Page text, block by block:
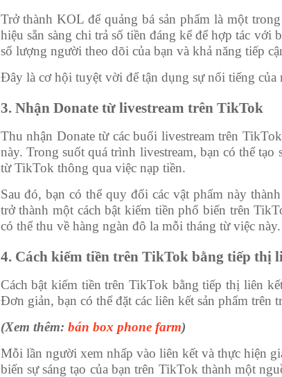
Trở thành KOL để quảng bá sản phẩm là một
hiệu sẵn sàng chi trả số tiền đáng kể để hợp tác
số lượng người theo dõi của bạn và khả năng tiếp
Đây là cơ hội tuyệt vời để tận dụng sự nổi tiếng
3. Nhận Donate từ livestream trên TikTok
Thu nhận Donate từ các buổi livestream trên
này. Trong suốt quá trình livestream, bạn có thể
từ TikTok thông qua việc nạp tiền.
Sau đó, bạn có thể quy đổi các vật phẩm này
trở thành một cách bật kiếm tiền phổ biến trên
có thể thu về hàng ngàn đô la mỗi tháng từ việc này.
4. Cách kiếm tiền trên TikTok bằng tiếp thị
Cách bật kiếm tiền trên TikTok bằng tiếp thị liên
Đơn giản, bạn có thể đặt các liên kết sản phẩm trên
(Xem thêm: bán box phone farm)
Mỗi lần người xem nhấp vào liên kết và thực hiện
biến sự sáng tạo của bạn trên TikTok thành một